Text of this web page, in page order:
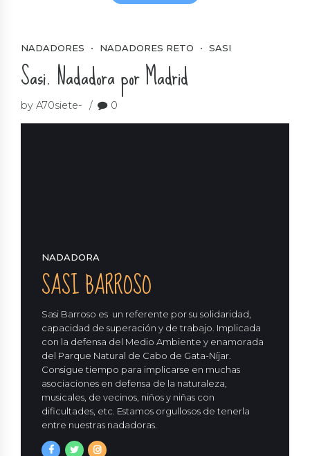
NADADORES NADADORES RETO SASI
Sasi. Nadadora por Madrid
by A70siete- 0
NADADORA
SASI BARROSO
Sasi Barroso es un referente por su solidaridad,
capacidad de superación y de trabajo. Implicada
con la defensa del Medio Ambiente y enamorada
del Parque Natural de Cabo de Gata-Níjar.
Consigue tiempo para implicarse en muchas
asociaciones en defensa de la naturaleza,
musicales, de vecinos, niños y niñas con
dificultades, etc. Estamos orgullosos de tenerla
entre nuestras nadadoras.